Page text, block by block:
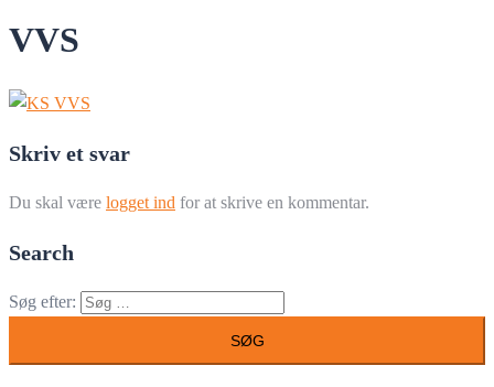
VVS
Skriv et svar
Du skal være logget ind for at skrive en kommentar.
Search
Søg efter: